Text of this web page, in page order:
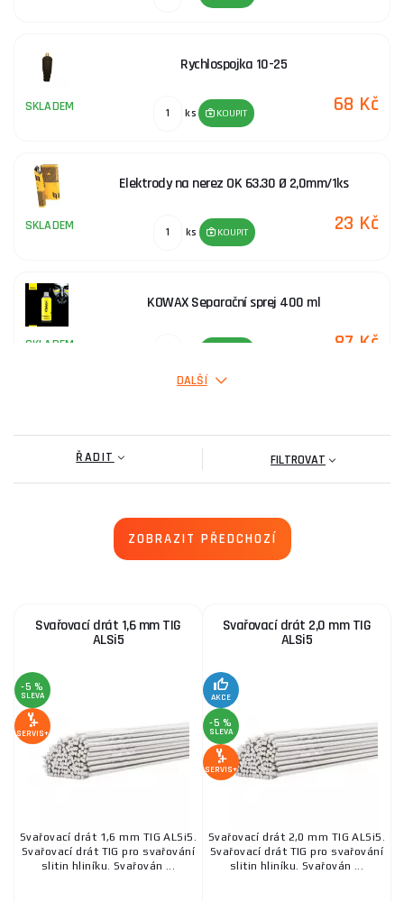
Rychlospojka 10-25
SKLADEM ks KOUPIT 68 Kč
Elektrody na nerez OK 63.30 Ø 2,0mm/1ks
SKLADEM ks KOUPIT 23 Kč
KOWAX Separační sprej 400 ml
SKLADEM 87 Kč
29 Kč
Kontaktní trubička M6 1,0 mm
SKLADEM KOUPIT
KOWAX Svařovací drát G3Si1 ø 0,8 mm 5 kg
DALŠÍ
ŘADIT FILTROVAT
ZOBRAZIT PŘEDCHOZÍ
Svařovací drát 1,6 mm TIG
ALSi5
-5 %
SLEVA
SERVIS+
Svařovací drát 1,6 mm TIG ALSi5.
Svařovací drát TIG pro svařování
slitin hliníku. Svařován ...
Svařovací drát 2,0 mm TIG
ALSi5
AKCE
-5 %
SLEVA
SERVIS+
Svařovací drát 2,0 mm TIG ALSi5.
Svařovací drát TIG pro svařování
slitin hliníku. Svařován ...